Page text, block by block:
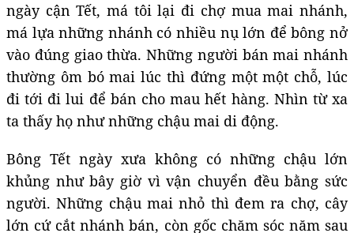
ngày cận Tết, má tôi lại đi chợ mua mai nhánh,
má lựa những nhánh có nhiều nụ lớn để bông nở
vào đúng giao thừa. Những người bán mai nhánh
thường ôm bó mai lúc thì đứng một một chỗ, lúc
đi tới đi lui để bán cho mau hết hàng. Nhìn từ xa
ta thấy họ như những chậu mai di động.
Bông Tết ngày xưa không có những chậu lớn
khủng như bây giờ vì vận chuyển đều bằng sức
người. Những chậu mai nhỏ thì đem ra chợ, cây
lớn cứ cắt nhánh bán, còn gốc chăm sóc năm sau